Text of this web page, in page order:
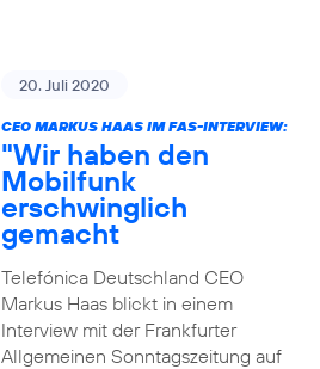
20. Juli 2020
CEO MARKUS HAAS IM FAS-INTERVIEW:
"Wir haben den
Mobilfunk
erschwinglich
gemacht
Telefónica Deutschland CEO
Markus Haas blickt in einem
Interview mit der Frankfurter
Allgemeinen Sonntagszeitung auf